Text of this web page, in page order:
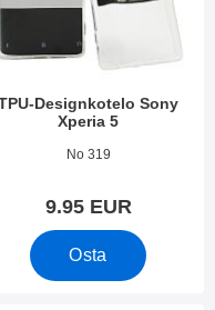
Designkotelo Sony
Xperia 5
34166
No 319
9.95 EUR
Osta